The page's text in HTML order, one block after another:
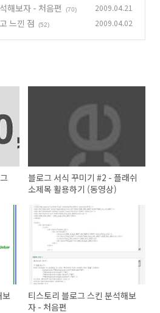
해보자 - 처음편 (70) 2009.04.21
느낀 점 (52) 2009.04.02
블로그 서식 꾸미기 #2 - 플래쉬
소제목 활용하기 (동영상)
티스토리 블로그 스킨 분석해보
자 - 처음편